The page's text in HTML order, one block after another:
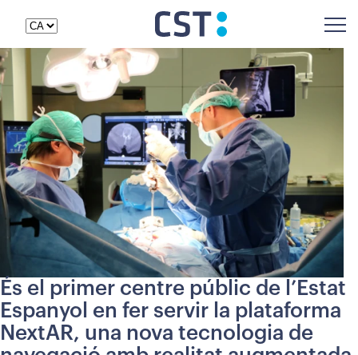
És el primer centre públic de l’Estat
Espanyol en fer servir la plataforma
NextAR, una nova tecnologia de